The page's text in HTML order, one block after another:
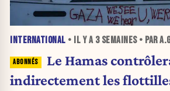
INTERNATIONAL • IL Y A 3 SEMAINES• PAR
Le Hamas
indirectement les